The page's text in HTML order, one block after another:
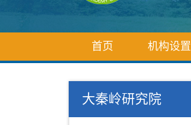
首页 机构设置
大秦岭研究院